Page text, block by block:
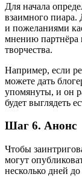
Для начала
взаимного пиара.
и пожеланиями
мнению партнёра
творчества.
Например, если
можете дать
упомянуты, и он
будет выглядеть
Шаг 6. Анонс
Чтобы
могут
несколько дней